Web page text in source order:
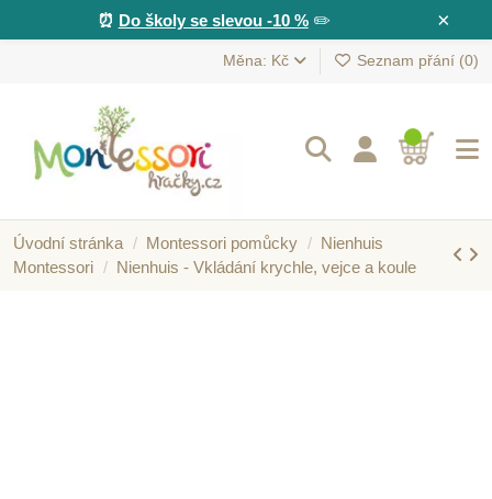
×
⏰ Do školy se slevou -10 %✏️
Měna: Kč Seznam přání (0)
Úvodní stránka Montessori pomůcky
Nienhuis
Montessori
Nienhuis - Vkládání krychle, vejce a koule